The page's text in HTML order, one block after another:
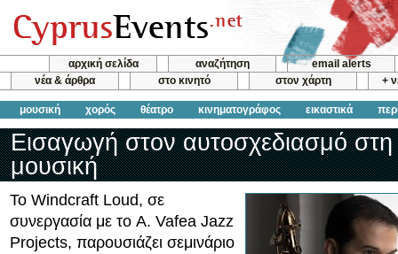
αρχική σελίδα αναζήτηση
email alerts
νέα & άρθρα
στο κινητό στον χάρτη +
μουσική χορός θέατρο κινηματογράφος εικαστικά
Εισαγωγή στον αυτοσχεδιασμό
μουσική
Το Windcraft Loud, σε
συνεργασία με το A. Vafea Jazz
Projects, παρουσιάζει σεμινάριο